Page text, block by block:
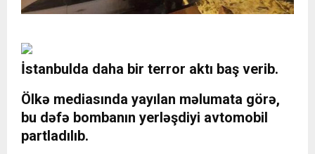
İstanbulda daha bir terror aktı baş verib.
Ölkə mediasında yayılan məlumata görə,
bu dəfə bombanın yerləşdiyi avtomobil
partladılıb.